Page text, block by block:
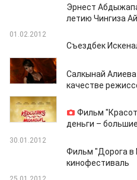
Эрнест
летию Чингиза
01.02.2012
Съездбек
31.01.2012
Салкынай
качестве
30.01.2012
Фильм
деньги –
30.01.2012
Фильм "Дорога в
кинофестиваль